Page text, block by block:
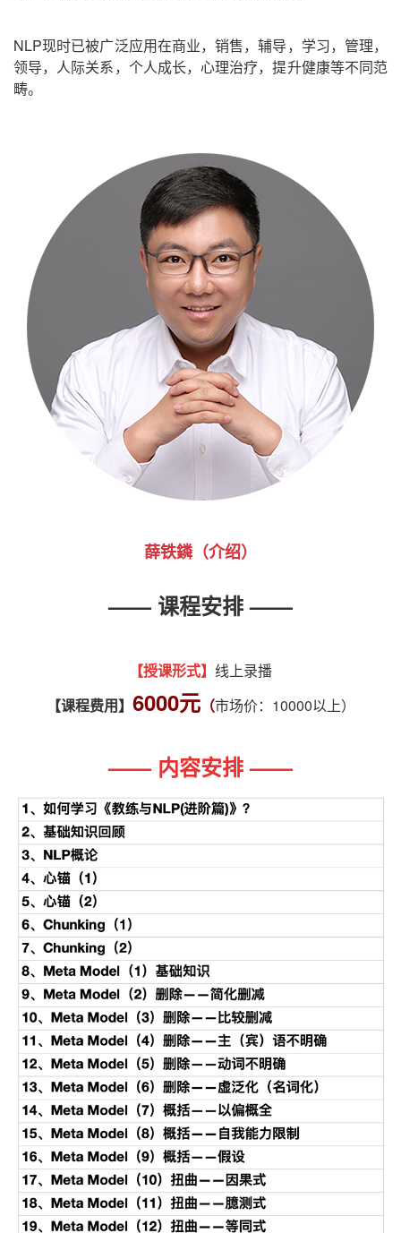
NLP现时已被广泛应用在商业，销售，辅导，学习，管理，
领导，人际关系，个人成长，心理治疗，提升健康等不同范
畴。
薛铁鏻（介绍）
—— 课程安排 ——
【授课形式】 线上录播
【课程费用】 6000元（市场价：10000以上）
—— 内容安排 ——